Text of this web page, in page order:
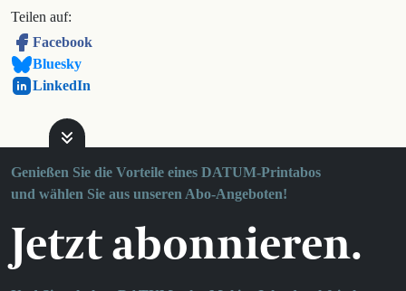
Teilen auf:
Facebook
Bluesky
LinkedIn
Genießen Sie die Vorteile eines DATUM-Printabos
und wählen Sie aus unseren Abo-Angeboten!
Jetzt abonnieren.